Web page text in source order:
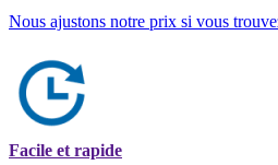
Nous ajustons notre prix si vous
Facile et rapide